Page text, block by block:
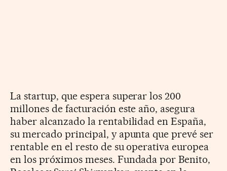
La startup, que espera superar los 200
millones de facturación este año, asegura
haber alcanzado la rentabilidad en España,
su mercado principal, y apunta que prevé ser
rentable en el resto de su operativa europea
en los próximos meses. Fundada por Benito,